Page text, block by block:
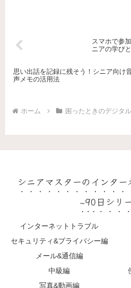
スマホで参
ニアの学び
思い出話を記録に残そう！シニア向け
声メモの活用法
ホーム 困ったときのデジタ
シニアマスターのインタ
~90日シリ
インターネットトラブル
セキュリティ&プライバシー編
メール&通信編
中級編
写真&動画編